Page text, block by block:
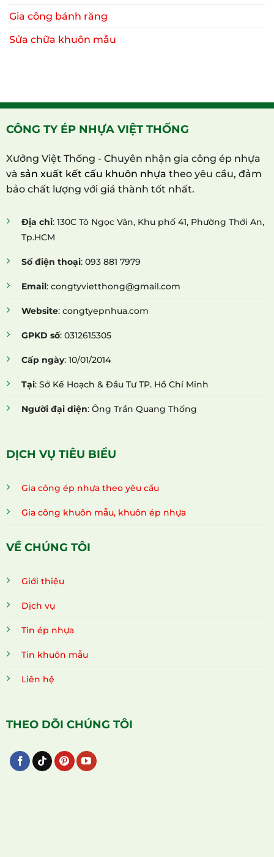
Gia công bánh răng
Sửa chữa khuôn mẫu
CÔNG TY ÉP NHỰA VIỆT THỐNG
Xưởng Việt Thống - Chuyên nhận gia công ép nhựa
và sản xuất kết cấu khuôn nhựa theo yêu cầu, đảm
bảo chất lượng với giá thành tốt nhất.
Địa chỉ: 130C Tô Ngọc Vân, Khu phố 41, Phường Thới An,
Tp.HCM
Số điện thoại: 093 881 7979
Email: congtyvietthong@gmail.com
Website: congtyepnhua.com
GPKD số: 0312615305
Cấp ngày: 10/01/2014
Tại: Sở Kế Hoạch & Đầu Tư TP. Hồ Chí Minh
Người đại diện: Ông Trần Quang Thống
DỊCH VỤ TIÊU BIỂU
Gia công ép nhựa theo yêu cầu
Gia công khuôn mẫu, khuôn ép nhựa
VỀ CHÚNG TÔI
Giới thiệu
Dịch vụ
Tin ép nhựa
Tin khuôn mẫu
Liên hệ
THEO DÕI CHÚNG TÔI